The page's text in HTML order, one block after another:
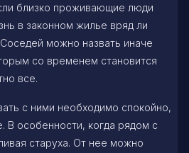
близко проживающие люди
в законном жилье вряд ли
можно назвать иначе
со временем становится
все.
с ними необходимо спокойно,
В особенности, когда рядом с
старуха. От нее можно